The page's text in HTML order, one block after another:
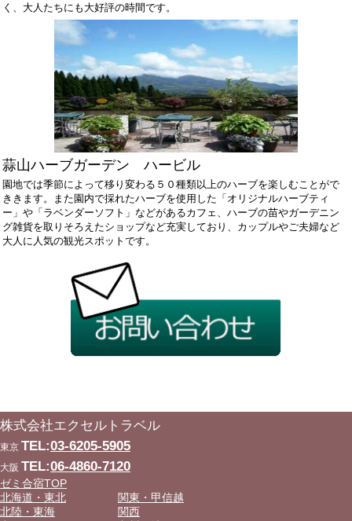
く、大人たちにも大好評の時間です。
蒜山ハーブガーデン ハービル
園地では季節によって移り変わる５０種類以上のハーブを楽しむことがで
ききます。また園内で採れたハーブを使用した「オリジナルハーブティ
ー」や「ラベンダーソフト」などがあるカフェ、ハーブの苗やガーデニン
グ雑貨を取りそろえたショップなど充実しており、カップルやご夫婦など
大人に人気の観光スポットです。
株式会社エクセルトラベル
東京 TEL:03-6205-5905
大阪 TEL:06-4860-7120
ゼミ合宿TOP
北海道・東北
関東・甲信越
北陸・東海
関西